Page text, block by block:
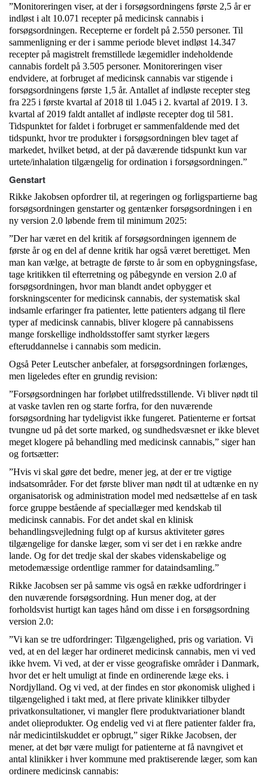
”Monitoreringen viser, at der i forsøgsordningens første 2,5 år er
indløst i alt 10.071 recepter på medicinsk cannabis i
forsøgsordningen. Recepterne er fordelt på 2.550 personer. Til
sammenligning er der i samme periode blevet indløst 14.347
recepter på magistrelt fremstillede lægemidler indeholdende
cannabis fordelt på 3.505 personer. Monitoreringen viser
endvidere, at forbruget af medicinsk cannabis var stigende i
forsøgsordningens første 1,5 år. Antallet af indløste recepter steg
fra 225 i første kvartal af 2018 til 1.045 i 2. kvartal af 2019. I 3.
kvartal af 2019 faldt antallet af indløste recepter dog til 581.
Tidspunktet for faldet i forbruget er sammenfaldende med det
tidspunkt, hvor tre produkter i forsøgsordningen blev taget af
markedet, hvilket betød, at der på daværende tidspunkt kun var
urtete/inhalation tilgængelig for ordination i forsøgsordningen.”
Genstart
Rikke Jakobsen opfordrer til, at regeringen og forligspartierne bag
forsøgsordningen genstarter og gentænker forsøgsordningen i en
ny version 2.0 løbende frem til minimum 2025:
”Der har været en del kritik af forsøgsordningen igennem de
første år og en del af denne kritik har også været berettiget. Men
man kan vælge, at betragte de første to år som en opbygningsfase,
tage kritikken til efterretning og påbegynde en version 2.0 af
forsøgsordningen, hvor man blandt andet opbygger et
forskningscenter for medicinsk cannabis, der systematisk skal
indsamle erfaringer fra patienter, lette patienters adgang til flere
typer af medicinsk cannabis, bliver klogere på cannabissens
mange forskellige indholdsstoffer samt styrker lægers
efteruddannelse i cannabis som medicin.
Også Peter Leutscher anbefaler, at forsøgsordningen forlænges,
men ligeledes efter en grundig revision:
”Forsøgsordningen har forløbet utilfredsstillende. Vi bliver nødt til
at vaske tavlen ren og starte forfra, for den nuværende
forsøgsordning har tydeligvist ikke fungeret. Patienterne er fortsat
tvungne ud på det sorte marked, og sundhedsvæsnet er ikke blevet
meget klogere på behandling med medicinsk cannabis,” siger han
og fortsætter:
”Hvis vi skal gøre det bedre, mener jeg, at der er tre vigtige
indsatsområder. For det første bliver man nødt til at udtænke en ny
organisatorisk og administration model med nedsættelse af en task
force gruppe bestående af speciallæger med kendskab til
medicinsk cannabis. For det andet skal en klinisk
behandlingsvejledning fulgt op af kursus aktiviteter gøres
tilgængelige for danske læger, som vi ser det i en række andre
lande. Og for det tredje skal der skabes videnskabelige og
metodemæssige ordentlige rammer for dataindsamling.”
Rikke Jacobsen ser på samme vis også en række udfordringer i
den nuværende forsøgsordning. Hun mener dog, at der
forholdsvist hurtigt kan tages hånd om disse i en forsøgsordning
version 2.0:
”Vi kan se tre udfordringer: Tilgængelighed, pris og variation. Vi
ved, at en del læger har ordineret medicinsk cannabis, men vi ved
ikke hvem. Vi ved, at der er visse geografiske områder i Danmark,
hvor det er helt umuligt at finde en ordinerende læge eks. i
Nordjylland. Og vi ved, at der findes en stor økonomisk ulighed i
tilgængelighed i takt med, at flere private klinikker tilbyder
privatkonsultationer, vi mangler flere produktvariationer blandt
andet olieprodukter. Og endelig ved vi at flere patienter falder fra,
når medicintilskuddet er opbrugt,” siger Rikke Jacobsen, der
mener, at det bør være muligt for patienterne at få navngivet et
antal klinikker i hver kommune med praktiserende læger, som kan
ordinere medicinsk cannabis: